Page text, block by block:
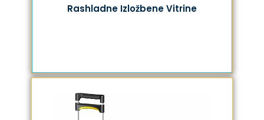
Rashladne Izložbene Vitrine